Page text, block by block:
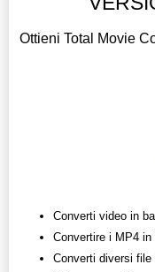
Ottieni Total Movie
Converti video in
Convertire i MP4
Converti diversi file